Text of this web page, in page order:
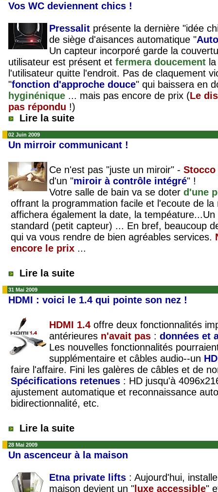
Vos WC deviennent chics !
Pressalit présente la dernière "idée
de siège d'aisances automatique "
Un capteur incorporé garde la
utilisateur est présent et fermera doucement
l'utilisateur quitte l'endroit. Pas de claquement
"fonction d'approche douce" qui baissera en
hyginénique ... mais pas encore de prix (Le
pas répondu !)
Lire la suite
02 Juin 2009
Un mirroir communicant !
Ce n'est pas "juste un miroir" - Stocco
d'un "miroir à contrôle intégré" !
Votre salle de bain va se doter d'une
offrant la programmation facile et l'ecoute de
affichera également la date, la
standard (petit capteur) ... En bref, beaucoup
qui va vous rendre de bien agréables services.
encore le prix ...
Lire la suite
31 Mai 2009
HDMI : voici le 1.4 qui pointe son nez !
HDMI 1.4 offre deux fonctionnalités
antérieures n'avait pas : données et
Les nouvelles fonctionnalités
supplémentaire et câbles audio--un
faire l'affaire. Fini les galères de câbles et de
Spécifications retenues : HD jusqu'à
ajustement automatique et reconnaissance
bidirectionnalité, etc.
Lire la suite
28 Mai 2009
Un ascenceur à la maison
Etna private lifts : Aujourd'hui,
maison devient un " luxe accessible"